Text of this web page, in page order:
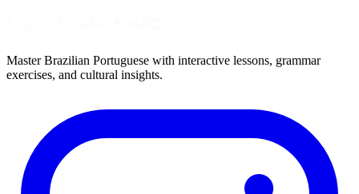
Master Brazilian Portuguese with interactive lessons, grammar
exercises, and cultural insights.